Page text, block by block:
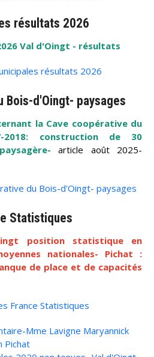
résultats 2026
Val d'Oingt - résultats
résultats 2026
Bois-d'Oingt- paysages
la Cave coopérative du
2018: construction de 30
article août 2025-
du Bois-d'Oingt- paysages
Statistiques
position statistique en
nationales- Pichat :
de place et de capacités
France Statistiques
Mme Lavigne Maryannick
Pichat